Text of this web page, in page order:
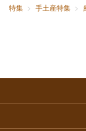
特集
手土産特集